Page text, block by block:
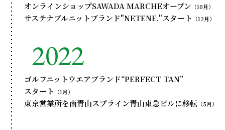
オンラインショップSAWADA MARCHEオープン （10月）
サステナブルニットブランド"NETENE."スタート （12月）
2022
ゴルフニットウエアブランド“PERFECT TAN”
スタート （1月）
東京営業所を南青山スプライン青山東急ビルに移転 （5月）